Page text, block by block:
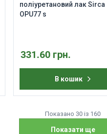
поліуретановий лак Sirca
OPU77 s
331.60 грн.
В кошик
Показано 30 із 160
Показати ще